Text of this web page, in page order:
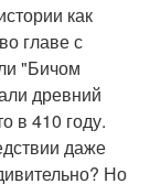
как
главе с
"Бичом
древний
в 410 году.
даже
Но